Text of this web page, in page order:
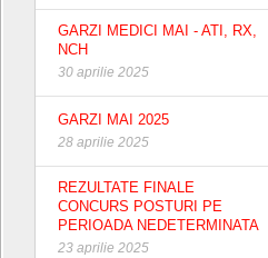
GARZI MEDICI MAI - ATI, RX,
NCH
30 aprilie 2025
GARZI MAI 2025
28 aprilie 2025
REZULTATE FINALE
CONCURS POSTURI PE
PERIOADA NEDETERMINATA
23 aprilie 2025